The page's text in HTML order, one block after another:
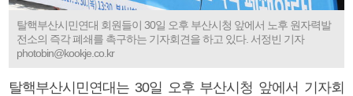
탈핵부산시민연대 회원들이 30일 오후 부산시청 앞에서 노후 원자력발
전소의 즉각 폐쇄를 촉구하는 기자회견을 하고 있다. 서정빈 기자
photobin@kookje.co.kr
탈핵부산시민연대는 30일 오후 부산시청 앞에서 기자회